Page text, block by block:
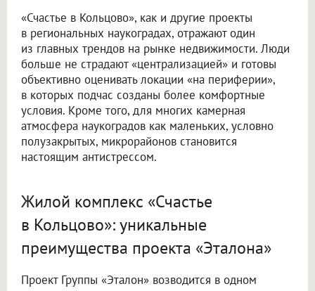
«Счастье в Кольцово», как и другие проекты
в региональных наукоградах, отражают один
из главных трендов на рынке недвижимости. Люди
больше не страдают «централизацией» и готовы
объективно оценивать локации «на периферии»,
в которых подчас созданы более комфортные
условия. Кроме того, для многих камерная
атмосфера наукоградов как маленьких, условно
полузакрытых, микрорайонов становится
настоящим антистрессом.
Жилой комплекс «Счастье
в Кольцово»: уникальные
преимущества проекта «Эталона»
Проект Группы «Эталон» возводится в одном